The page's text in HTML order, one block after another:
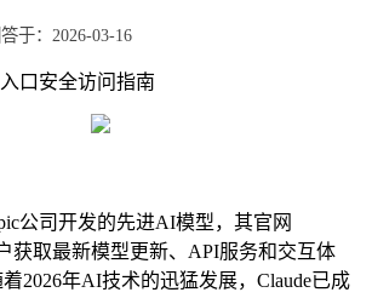
答于：2026-03-16
口安全访问指南
公司开发的先进AI模型，其官网
户获取最新模型更新、API服务和交互体
2026年AI技术的迅猛发展，Claude已成